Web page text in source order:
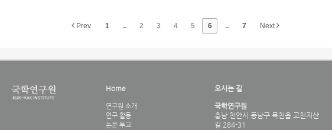
Prev 1 ... 2 3 4 5 6 ... 7 Next
Home
연구원 소개
연구 활동
논문 투고
오시는 길
국학연구원
충남 천안시 동남구 목천읍 교천지산
길 284-31